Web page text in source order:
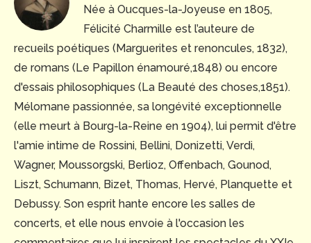
Née à Oucques-la-Joyeuse en 1805,
Félicité Charmille est l’auteure de
recueils poétiques (Marguerites et renoncules, 1832),
de romans (Le Papillon énamouré,1848) ou encore
d'essais philosophiques (La Beauté des choses,1851).
Mélomane passionnée, sa longévité exceptionnelle
(elle meurt à Bourg-la-Reine en 1904), lui permit d'être
l'amie intime de Rossini, Bellini, Donizetti, Verdi,
Wagner, Moussorgski, Berlioz, Offenbach, Gounod,
Liszt, Schumann, Bizet, Thomas, Hervé, Planquette et
Debussy. Son esprit hante encore les salles de
concerts, et elle nous envoie à l'occasion les